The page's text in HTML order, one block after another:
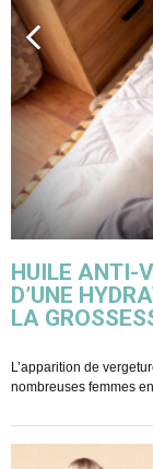
HUILE ANTI-
D’UNE
LA
L’apparition de
nombreuses femmes